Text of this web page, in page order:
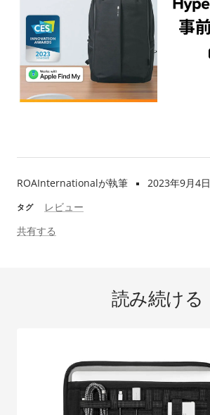
ROAInternationalが執筆 2023年9月4日
タグ
レビュー
共有する
読み続ける